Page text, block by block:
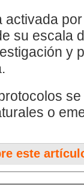
activada
su escala
y
o
este